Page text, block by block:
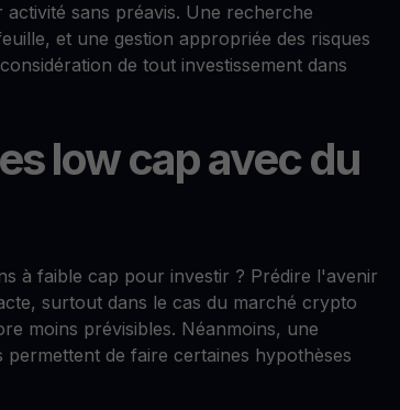
sans préavis. Une recherche
et une gestion appropriée des risques
de tout investissement dans
low cap avec du
à faible cap pour investir ? Prédire l'avenir
surtout dans le cas du marché crypto
moins prévisibles. Néanmoins, une
de faire certaines hypothèses